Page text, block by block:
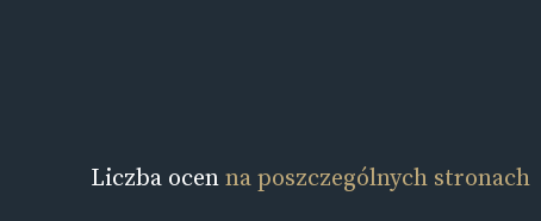
Liczba ocenna poszczególnych stronach